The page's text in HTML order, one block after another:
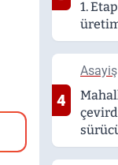
1.
4
Asayiş